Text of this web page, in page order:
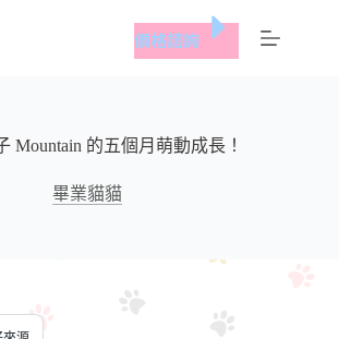
價格諮詢
Mountain 的五個月萌動成長！
畢業貓貓